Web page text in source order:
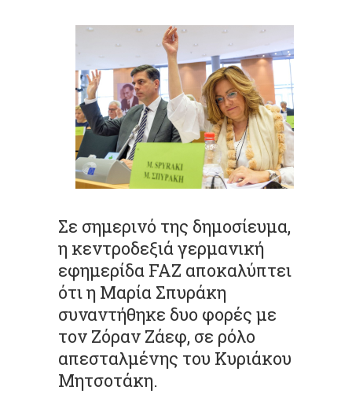
Σε σημερινό της δημοσίευμα,
η κεντροδεξιά γερμανική
εφημερίδα FAZ αποκαλύπτει
ότι η Μαρία Σπυράκη
συναντήθηκε δυο φορές με
τον Ζόραν Ζάεφ, σε ρόλο
απεσταλμένης του Κυριάκου
Μητσοτάκη.